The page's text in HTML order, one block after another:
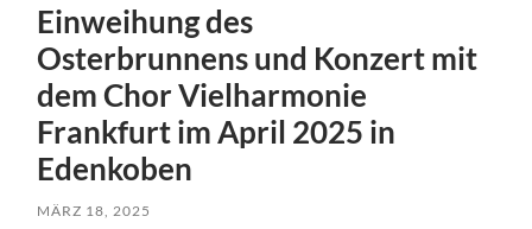
Einweihung des
Osterbrunnens und Konzert mit
dem Chor Vielharmonie
Frankfurt im April 2025 in
Edenkoben
MÄRZ 18, 2025